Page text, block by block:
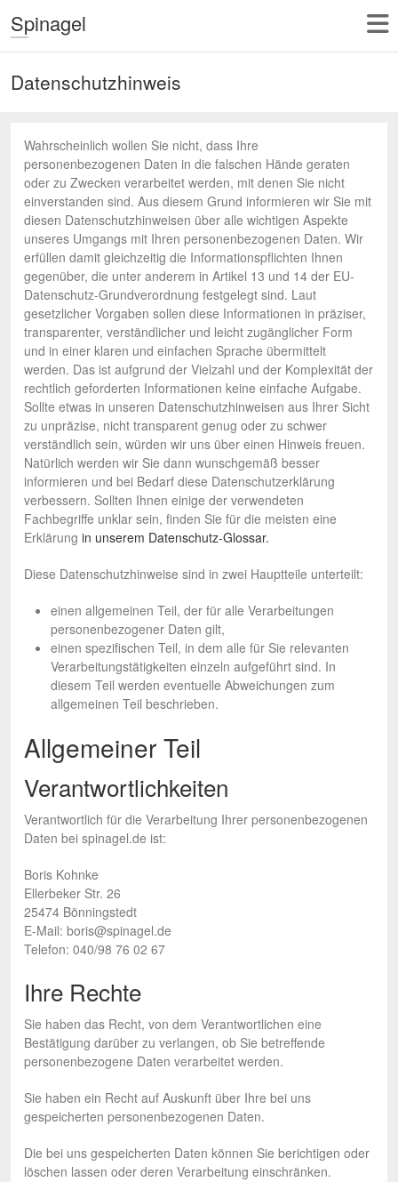
Spinagel
Datenschutzhinweis
Wahrscheinlich wollen Sie nicht, dass Ihre
personenbezogenen Daten in die falschen Hände geraten
oder zu Zwecken verarbeitet werden, mit denen Sie nicht
einverstanden sind. Aus diesem Grund informieren wir Sie mit
diesen Datenschutzhinweisen über alle wichtigen Aspekte
unseres Umgangs mit Ihren personenbezogenen Daten. Wir
erfüllen damit gleichzeitig die Informationspflichten Ihnen
gegenüber, die unter anderem in Artikel 13 und 14 der EU-
Datenschutz-Grundverordnung festgelegt sind. Laut
gesetzlicher Vorgaben sollen diese Informationen in präziser,
transparenter, verständlicher und leicht zugänglicher Form
und in einer klaren und einfachen Sprache übermittelt
werden. Das ist aufgrund der Vielzahl und der Komplexität der
rechtlich geforderten Informationen keine einfache Aufgabe.
Sollte etwas in unseren Datenschutzhinweisen aus Ihrer Sicht
zu unpräzise, nicht transparent genug oder zu schwer
verständlich sein, würden wir uns über einen Hinweis freuen.
Natürlich werden wir Sie dann wunschgemäß besser
informieren und bei Bedarf diese Datenschutzerklärung
verbessern. Sollten Ihnen einige der verwendeten
Fachbegriffe unklar sein, finden Sie für die meisten eine
Erklärung in unserem Datenschutz-Glossar.
Diese Datenschutzhinweise sind in zwei Hauptteile unterteilt:
einen allgemeinen Teil, der für alle Verarbeitungen
personenbezogener Daten gilt,
einen spezifischen Teil, in dem alle für Sie relevanten
Verarbeitungstätigkeiten einzeln aufgeführt sind. In
diesem Teil werden eventuelle Abweichungen zum
allgemeinen Teil beschrieben.
Allgemeiner Teil
Verantwortlichkeiten
Verantwortlich für die Verarbeitung Ihrer personenbezogenen
Daten bei spinagel.de ist:
Boris Kohnke
Ellerbeker Str. 26
25474 Bönningstedt
E-Mail: boris@spinagel.de
Telefon: 040/98 76 02 67
Ihre Rechte
Sie haben das Recht, von dem Verantwortlichen eine
Bestätigung darüber zu verlangen, ob Sie betreffende
personenbezogene Daten verarbeitet werden.
Sie haben ein Recht auf Auskunft über Ihre bei uns
gespeicherten personenbezogenen Daten.
Die bei uns gespeicherten Daten können Sie berichtigen oder
löschen lassen oder deren Verarbeitung einschränken.